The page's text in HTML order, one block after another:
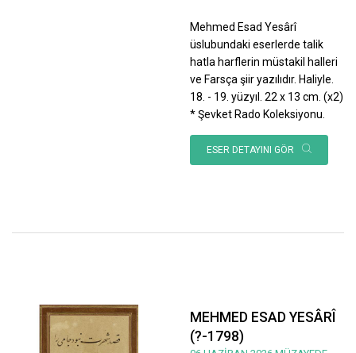
Mehmed Esad Yesârî
üslubundaki eserlerde talik
hatla harflerin müstakil halleri
ve Farsça şiir yazılıdır. Haliyle.
18. - 19. yüzyıl. 22 x 13 cm. (x2)
* Şevket Rado Koleksiyonu.
ESER DETAYINI GÖR
MEHMED ESAD YESÂRÎ
(?-1798)